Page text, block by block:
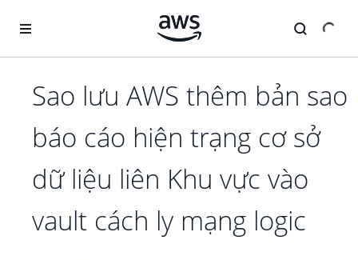
Sao lưu AWS thêm bản sao
báo cáo hiện trạng cơ sở
dữ liệu liên Khu vực vào
vault cách ly mạng logic